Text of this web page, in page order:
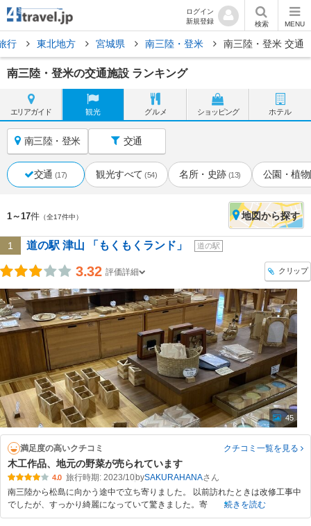
ログイン
新規登録
検索 MENU
行 東北地方 宮城県 南三陸・登米 南三陸・登米 交通
南三陸・登米の交通施設 ランキング
エリアガイド 観光 グルメ ショッピング ホテル
南三陸・登米 交通
交通 (17) 観光すべて (54) 名所・史跡 (13) 公園・植
1～17件 （全17件中） 地図から探す
1 道の駅 津山 「もくもくランド」 道の駅
3.32 評価詳細 クリップ
45
満足度の高いクチコミ クチコミ一覧を見る
木工作品、地元の野菜が売られています
4.0 旅行時期: 2023/10bySAKURAHANA
南三陸から松島に向かう途中で立ち寄りました。 以前訪れたときは改修工事中
でしたが、すっかり綺麗になっていて驚きました。寄
続きを読む